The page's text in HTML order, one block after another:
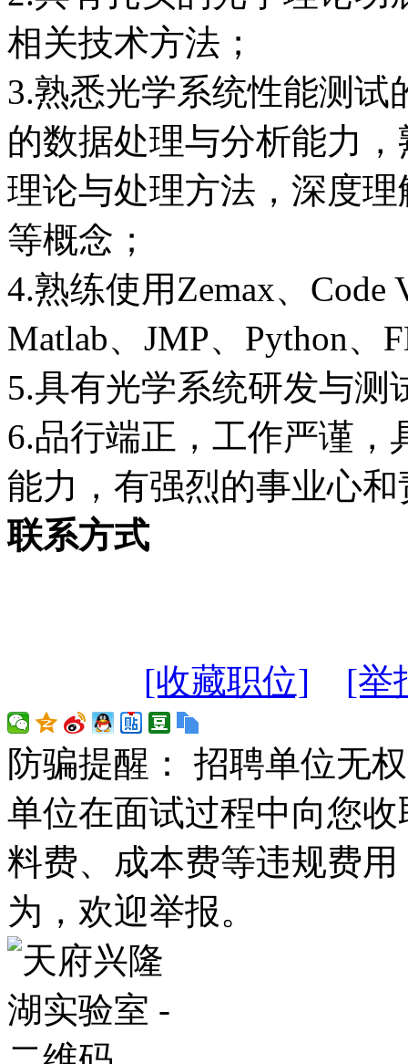
相关技术方法；
3.熟悉光学系统性能测
的数据处理与分析能力
理论与处理方法，深度
等概念；
4.熟练使用Zemax、
Matlab、JMP、Python
5.具有光学系统研发与测
6.品行端正，工作严谨
能力，有强烈的事业心
联系方式
[收藏职位] [举
防骗提醒： 招聘单位无
单位在面试过程中向您
料费、成本费等违规费
为，欢迎举报。